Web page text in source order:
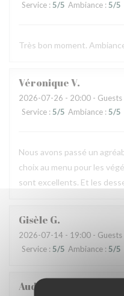
Service : 5/5 Ambiance : 5/5
Très bon moment.
VéroniqueV
2026-07-26 - 20:00 - Guests
Service : 5/5 Ambiance : 5/5
Nous avons passé un
choix au menu pour les
sont excellents. Et les
Gisèle G
2026-07-14 - 19:00 - Guests
Service : 5/5 Ambiance : 5/5
Audrey